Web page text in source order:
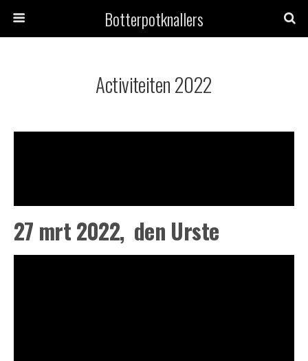
Botterpotknallers
Activiteiten 2022
27 mrt 2022, den Urste